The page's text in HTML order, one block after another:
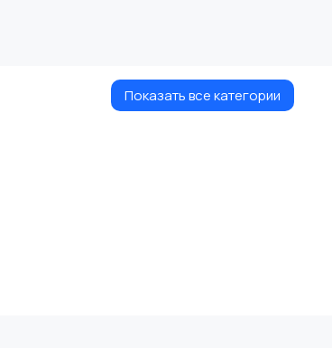
Показать все категории